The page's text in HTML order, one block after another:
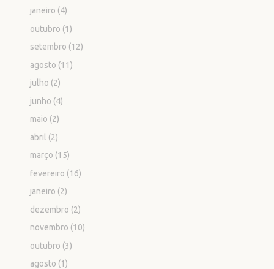
janeiro (4)
outubro (1)
setembro (12)
agosto (11)
julho (2)
junho (4)
maio (2)
abril (2)
março (15)
fevereiro (16)
janeiro (2)
dezembro (2)
novembro (10)
outubro (3)
agosto (1)